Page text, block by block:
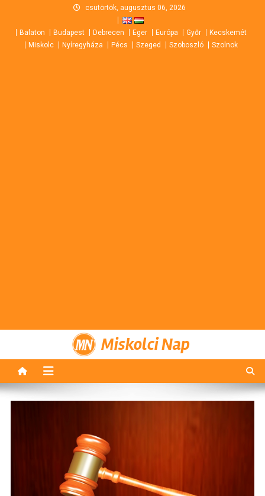
content
csütörtök, augusztus 06, 2026
Balaton Budapest Debrecen Eger Európa Győr
Kecskemét
Miskolc
Nyíregyháza Pécs Szeged Szoboszló Szolnok
Miskolci Nap